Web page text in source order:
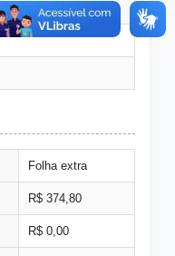
Folha extra
R$ 374,80
R$ 0,00